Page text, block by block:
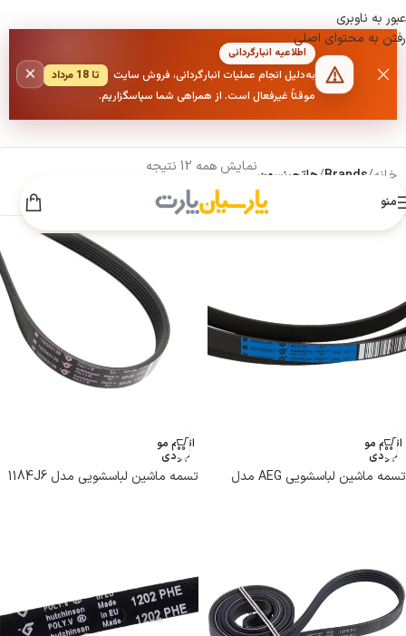
عبور به ناوبری
رفتن به محتوای اصلی
اطلاعیه انبارگردانی
به‌دلیل انجام عملیات انبارگردانی، فروش سایت
تا 18 مرداد
موقتاً غیرفعال است. از همراهی شما سپاسگزاریم.
×
منو
خانه/
Brands
/هاتچینسوننمایش همه 12 نتیجه
نمایش
24 فیلترها
اتمام مو
جودی
تسمه ماشین لباسشویی AEG مدل
اتمام مو
جودی
تسمه ماشین لباسشویی مدل 1184J6